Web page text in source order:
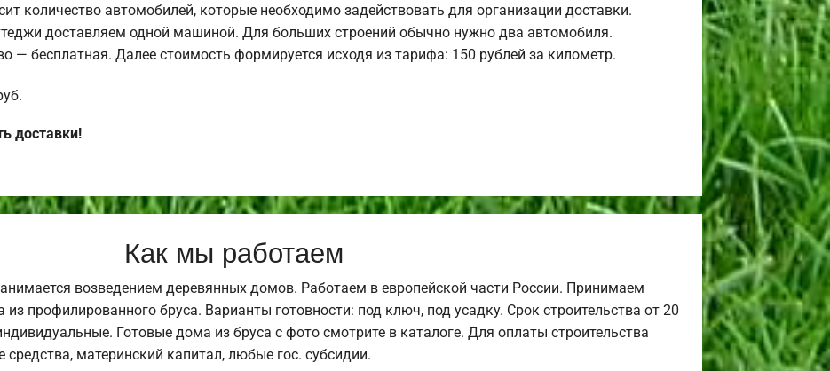
количество автомобилей, которые необходимо задействовать для организации доставки.
доставляем одной машиной. Для больших строений обычно нужно два автомобиля.
— бесплатная. Далее стоимость формируется исходя из тарифа: 150 рублей за километр.
доставки!
Как мы работаем
возведением деревянных домов. Работаем в европейской части России. Принимаем
профилированного бруса. Варианты готовности: под ключ, под усадку. Срок строительства от 20
Готовые дома из бруса с фото смотрите в каталоге. Для оплаты строительства
материнский капитал, любые гос. субсидии.